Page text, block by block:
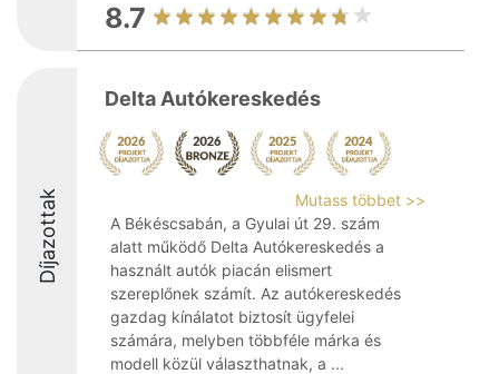
8.7
Díjazottak
Delta Autókereskedés
Mutass többet >>
A Békéscsabán, a Gyulai út 29. szám
alatt működő Delta Autókereskedés a
használt autók piacán elismert
szereplőnek számít. Az autókereskedés
gazdag kínálatot biztosít ügyfelei
számára, melyben többféle márka és
modell közül választhatnak, a ...